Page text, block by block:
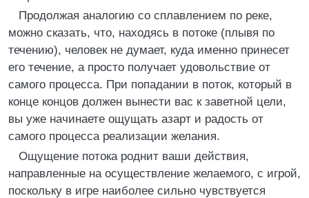
Продолжая аналогию со сплавлением по реке,
можно сказать, что, находясь в потоке (плывя по
течению), человек не думает, куда именно принесет
его течение, а просто получает удовольствие от
самого процесса. При попадании в поток, который в
конце концов должен вынести вас к заветной цели,
вы уже начинаете ощущать азарт и радость от
самого процесса реализации желания.
Ощущение потока роднит ваши действия,
направленные на осуществление желаемого, с игрой,
поскольку в игре наиболее сильно чувствуется